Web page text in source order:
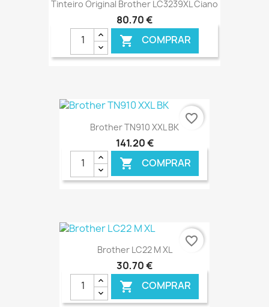
Tinteiro Original Brother LC3239XL Ciano
80,70 €
 COMPRAR
Brother TN910 XXL BK
141,20 €
 COMPRAR
€ ONLINE
favorite_border
Brother LC22 M XL
30,70 €
 COMPRAR
favorite_border